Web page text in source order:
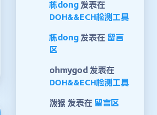
栋dong 发表在
DOH&&ECH检测工具
栋dong 发表在 留言
区
ohmygod 发表在
DOH&&ECH检测工具
泼猴 发表在 留言区